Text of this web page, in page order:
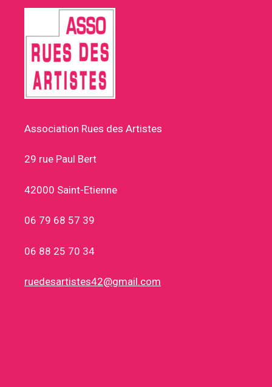
Association Rues des Artistes
29 rue Paul Bert
42000 Saint-Etienne
06 79 68 57 39
06 88 25 70 34
ruedesartistes42@gmail.com